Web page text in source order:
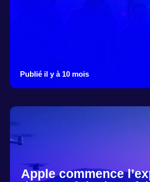
Publié il y à 10 mois
Apple commence